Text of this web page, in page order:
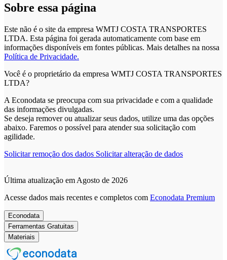
Sobre essa página
Este não é o site da empresa WMTJ COSTA TRANSPORTES
LTDA. Esta página foi gerada automaticamente com base em
informações disponíveis em fontes públicas. Mais detalhes na nossa
Política de Privacidade.
Você é o proprietário da empresa WMTJ COSTA TRANSPORTES
LTDA?
A Econodata se preocupa com sua privacidade e com a qualidade
das informações divulgadas.
Se deseja remover ou atualizar seus dados, utilize uma das opções
abaixo. Faremos o possível para atender sua solicitação com
agilidade.
Solicitar remoção dos dados Solicitar alteração de dados
Última atualização em Agosto de 2026
Acesse dados mais recentes e completos com Econodata Premium
Econodata
Ferramentas Gratuitas
Materiais